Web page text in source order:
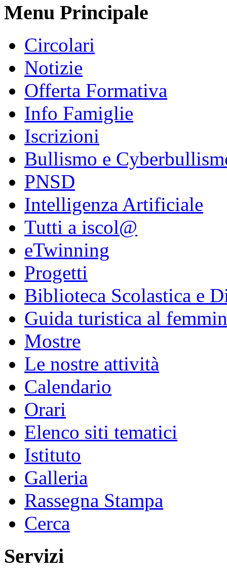
Menu Principale
Circolari
Notizie
Offerta Formativa
Info Famiglie
Iscrizioni
Bullismo e
PNSD
Intelligenza Artificiale
Tutti a iscol@
eTwinning
Progetti
Biblioteca Scolastica e
Guida turistica al
Mostre
Le nostre attività
Calendario
Orari
Elenco siti tematici
Istituto
Galleria
Rassegna Stampa
Cerca
Servizi